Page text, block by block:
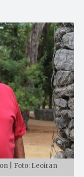
| Foto: Leoiran